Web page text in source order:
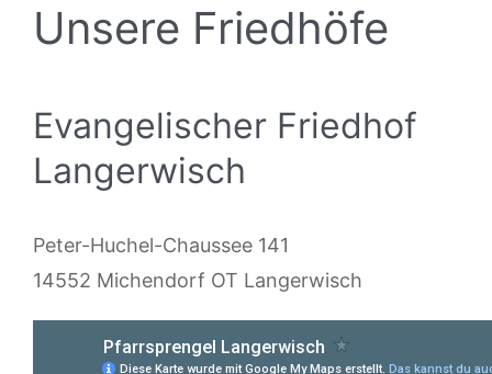
Unsere Friedhöfe
Evangelischer Friedhof
Langerwisch
Peter-Huchel-Chaussee 141
14552 Michendorf OT Langerwisch